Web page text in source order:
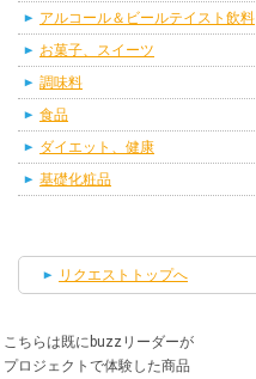
アルコール＆ビールテイスト飲料
お菓子、スイーツ
調味料
食品
ダイエット、健康
基礎化粧品
リクエストトップへ
こちらは既にbuzzリーダーが
プロジェクトで体験した商品